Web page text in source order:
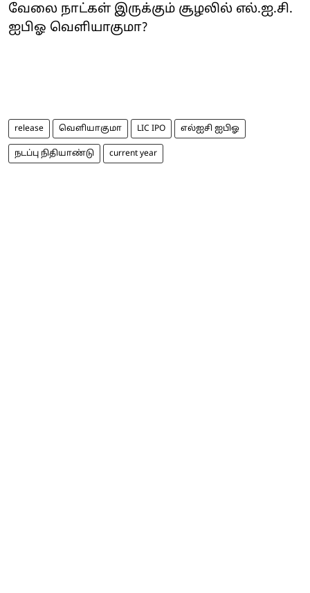
வேலை நாட்கள் இருக்கும் சூழலில் எல்.ஐ.சி.
ஐபிஓ வெளியாகுமா?
release வெளியாகுமா LIC IPO எல்ஐசி ஐபிஓ
நடப்பு நிதியாண்டு current year